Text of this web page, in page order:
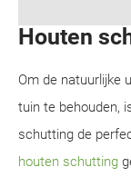
Houten
Om de natuurlijke
tuin te behouden,
schutting de
houten schutting